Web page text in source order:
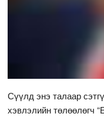
Сүүлд энэ талаар
хэвлэлийн төлөөлөгч